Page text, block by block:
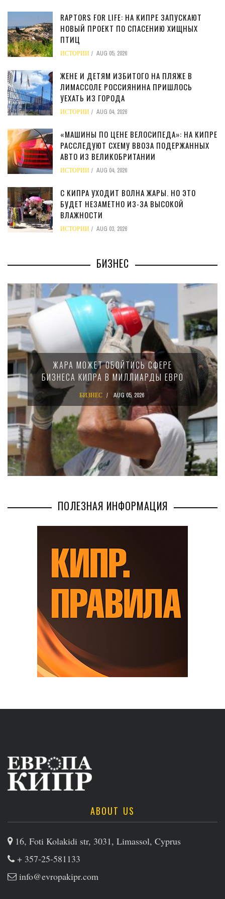
RAPTORS FOR LIFE: НА КИПРЕ ЗАПУСКАЮТ
НОВЫЙ ПРОЕКТ ПО СПАСЕНИЮ ХИЩНЫХ
ПТИЦ
ИСТОРИИ AUG 05, 2026
ЖЕНЕ И ДЕТЯМ ИЗБИТОГО НА ПЛЯЖЕ В
ЛИМАССОЛЕ РОССИЯНИНА ПРИШЛОСЬ
УЕХАТЬ ИЗ ГОРОДА
ИСТОРИИ AUG 04, 2026
«МАШИНЫ ПО ЦЕНЕ ВЕЛОСИПЕДА»: НА КИПРЕ
РАССЛЕДУЮТ СХЕМУ ВВОЗА ПОДЕРЖАННЫХ
АВТО ИЗ ВЕЛИКОБРИТАНИИ
ИСТОРИИ AUG 04, 2026
С КИПРА УХОДИТ ВОЛНА ЖАРЫ. НО ЭТО
БУДЕТ НЕЗАМЕТНО ИЗ-ЗА ВЫСОКОЙ
ВЛАЖНОСТИ
ИСТОРИИ AUG 03, 2026
БИЗНЕС
ЖАРА МОЖЕТ ОБОЙТИСЬ СФЕРЕ
БИЗНЕСА КИПРА В МИЛЛИАРДЫ ЕВРО
БИЗНЕС AUG 05, 2026
ПОЛЕЗНАЯ ИНФОРМАЦИЯ
ABOUT US
16, Foti Kolakidi str, 3031, Limassol, Cyprus
+ 357-25-581133
info@evropakipr.com